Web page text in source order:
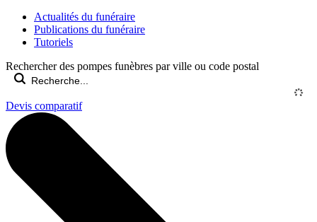
Actualités du funéraire
Publications du funéraire
Tutoriels
Rechercher des pompes funèbres par ville ou code postal
Devis comparatif